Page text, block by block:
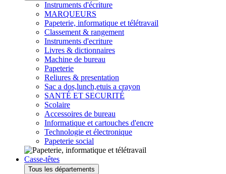
Instruments d'écriture
MARQUEURS
Papeterie, informatique et télétravail
Classement & rangement
Instruments d'ecriture
Livres & dictionnaires
Machine de bureau
Papeterie
Reliures & presentation
Sac a dos,lunch,etuis a crayon
SANTÉ ET SECURITÉ
Scolaire
Accessoires de bureau
Informatique et cartouches d'encre
Technologie et électronique
Papeterie social
Casse-têtes
Tous les départements